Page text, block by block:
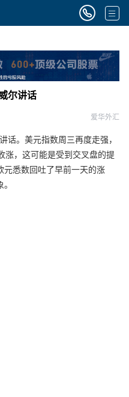
尔讲话
爱华外汇
话。美元指数周三再度走强，
涨，这可能是受到交叉盘的提
元悉数回吐了早前一天的涨